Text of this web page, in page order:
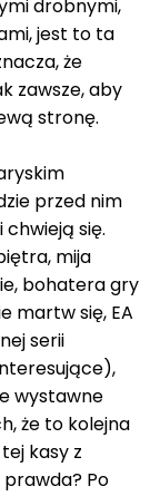
drobnymi,
jest to ta
że
zawsze, aby
stronę.
przed nim
się.
mija
bohatera gry
martw się, EA
serii
wystawne
że to kolejna
kasy z
Po